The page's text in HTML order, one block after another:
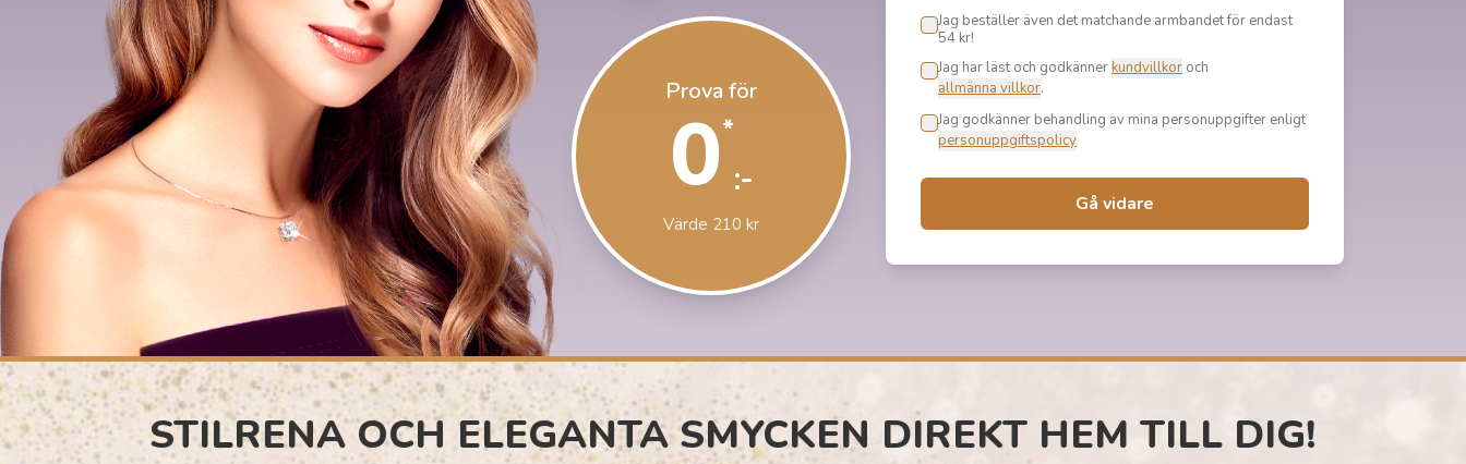
Prova för
0*
:-
Värde 210 kr
Jag beställer även det matchande armbandet för endast
54 kr!
Jag har läst och godkännerkundvillkor och
allmänna villkor.
Jag godkänner behandling av mina personuppgifter enligt
personuppgiftspolicy
Gå vidare
STILRENA OCH ELEGANTA SMYCKEN DIREKT HEM TILL DIG!